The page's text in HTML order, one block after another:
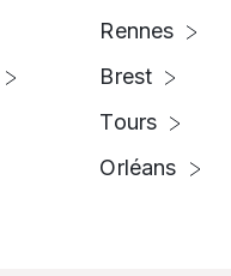
Rennes
Brest
Tours
Orléans